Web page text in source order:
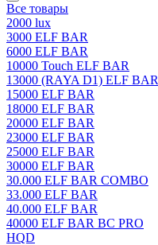
Все товары
2000 lux
3000 ELF BAR
6000 ELF BAR
10000 Touch ELF BAR
13000 (RAYA D1) ELF BAR
15000 ELF BAR
18000 ELF BAR
20000 ELF BAR
23000 ELF BAR
25000 ELF BAR
30000 ELF BAR
30.000 ELF BAR COMBO
33.000 ELF BAR
40.000 ELF BAR
40000 ELF BAR BC PRO
HQD